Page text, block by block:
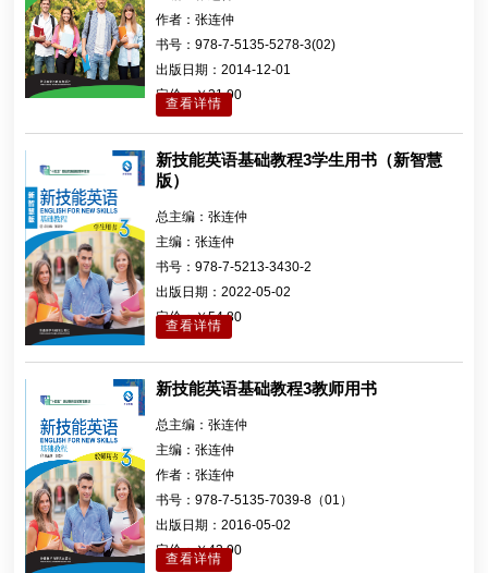
作者：张连仲
书号：978-7-5135-5278-3(02)
出版日期：2014-12-01
定价：￥31.90
查看详情
新技能英语基础教程3学生用书（新智慧
版）
总主编：张连仲
主编：张连仲
书号：978-7-5213-3430-2
出版日期：2022-05-02
定价：￥54.80
查看详情
新技能英语基础教程3教师用书
总主编：张连仲
主编：张连仲
作者：张连仲
书号：978-7-5135-7039-8（01）
出版日期：2016-05-02
定价：￥43.90
查看详情